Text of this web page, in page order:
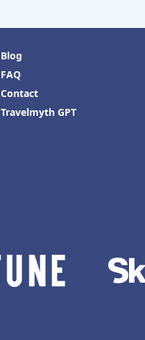
Blog
FAQ
Contact
Travelmyth GPT